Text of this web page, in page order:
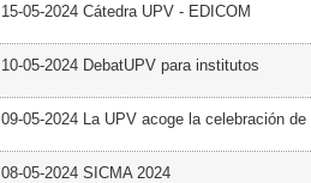
15-05-2024 Cátedra UPV - EDICOM
10-05-2024 DebatUPV para institutos
09-05-2024 La UPV acoge la celebración
08-05-2024 SICMA 2024